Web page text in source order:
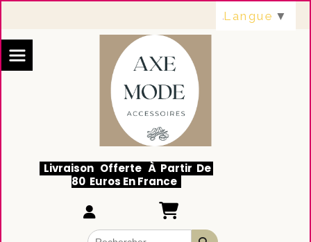
Livraison Offerte À Partir De
80 Euros En France
Langue ▼
Panneau de gestion des cookies